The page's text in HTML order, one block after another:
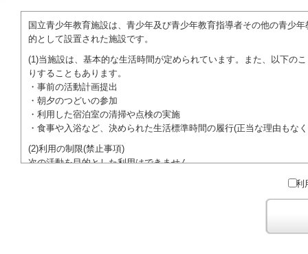
国立青少年教育施設は、青少年及び青少年教育指導者その他の青少
的として設置された施設です。
(1)当施設は、基本的な生活時間が定められています。また、以下の
りすることもあります。
・事前の活動計画提出
・朝夕のつどいの参加
・利用した宿泊室の清掃や点検の実施
・食事や入浴など、決められた生活標準時間の履行(正当な理由も
(2)利用の制限(禁止事項)
次の活動を目的とした利用はできません。
●特定の政党を支持、またはこれに反対するための政治教育その他の
●特定の宗教を支持、またはこれに反対するための宗教教育その他
域での勧誘活動を行ったり、自らの団体の活動をアピールする活動等)
利